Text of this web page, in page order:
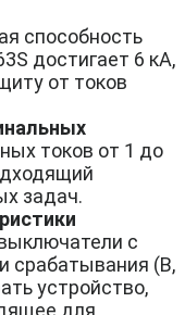
способность
достигает 6 кА,
от токов
токов от 1 до
задач.
с
срабатывания (B,
устройство,
для